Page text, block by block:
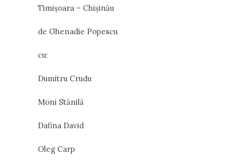
Timişoara – Chişinău
de Ghenadie Popescu
cu:
Dumitru Crudu
Moni Stănilă
Dafina David
Oleg Carp